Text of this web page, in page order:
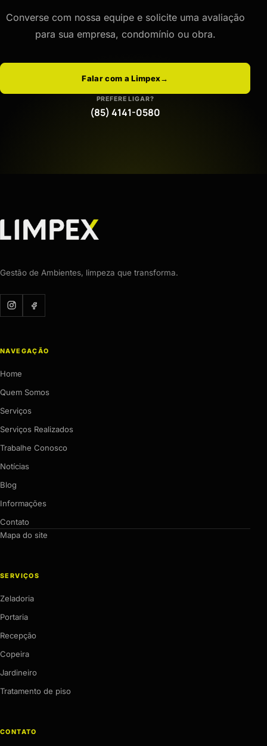
Converse com nossa equipe e solicite uma avaliação
para sua empresa, condomínio ou obra.
Falar com a Limpex→
PREFERE LIGAR?
(85) 4141-0580
Gestão de Ambientes, limpeza que transforma.
NAVEGAÇÃO
Home
Quem Somos
Serviços
Serviços Realizados
Trabalhe Conosco
Notícias
Blog
Informações
Contato
Mapa do site
SERVIÇOS
Zeladoria
Portaria
Recepção
Copeira
Jardineiro
Tratamento de piso
CONTATO